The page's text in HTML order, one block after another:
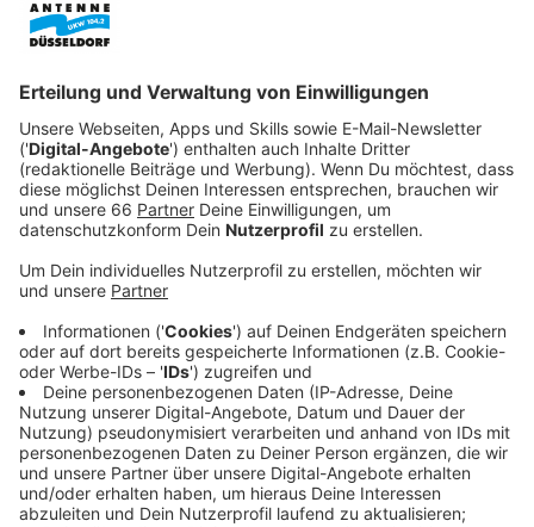
Veröffentlicht:
Anzeige
Allie und seine Frau Margot (Melissa George) treffen
daher eine radikale Entscheidung. Gegen den Willen
ihrer Kinder Charlie (Gabriel Bateman) und Dina (Logan
Polish) versuchen sie durch Mexiko nach Südamerika
zu flüchten. Gerade für die Kinder zündet Allie hier die
nächste Stufe seiner Kritik am System und verbietet
ihnen Mobiltelefone oder moderne
Kommunikationsmittel. Doch je länger die Flucht
dauert, umso mehr kristallisiert sich heraus, dass Allie
auch vor der Vergangenheit flieht. Denn plötzlich sind
die US-Behörden hinter der Familie her…
Streaming-Dienst: Apple TV+